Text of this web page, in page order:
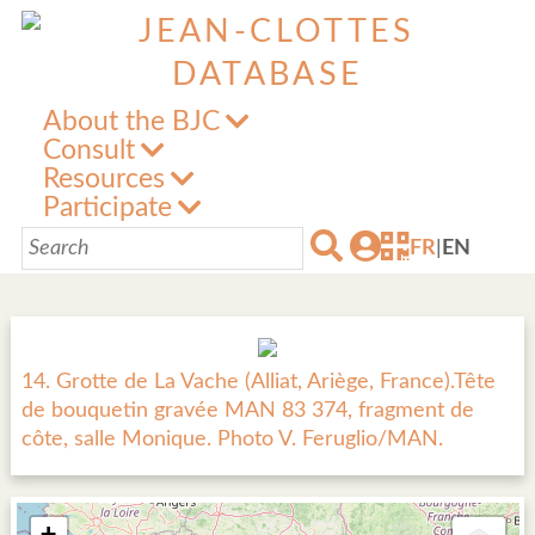
About the BJC
Consult
Resources
Participate
FR EN
14. Grotte de La Vache (Alliat, Ariège, France).Tête
de bouquetin gravée MAN 83 374, fragment de
côte, salle Monique. Photo V. Feruglio/MAN.